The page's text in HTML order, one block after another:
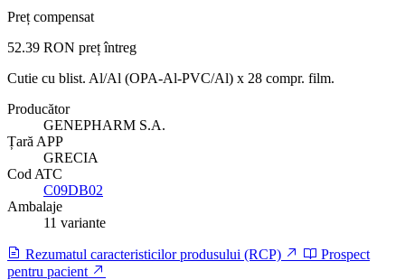
Preț compensat
52.39 RON preț întreg
Cutie cu blist. Al/Al (OPA-Al-PVC/Al) x 28 compr. film.
Producător
GENEPHARM S.A.
Țară APP
GRECIA
Cod ATC
C09DB02
Ambalaje
11 variante
Rezumatul caracteristicilor produsului (RCP)
Prospect
pentru pacient